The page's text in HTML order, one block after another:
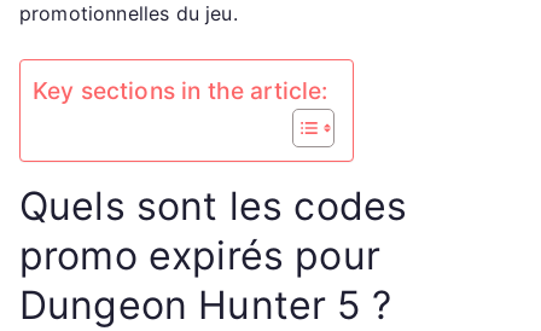
promotionnelles du jeu.
Key sections in the article:
Quels sont les codes
promo expirés pour
Dungeon Hunter 5 ?